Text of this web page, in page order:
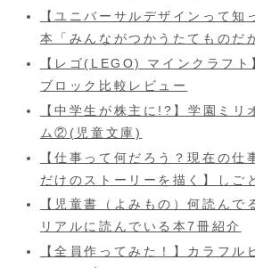
【ユニバーサルデザインって知
本「みんながつかうたてものだ
【レゴ(LEGO) マインクラフト
ブロック比較レビュー
【中学生が株主に!?】学園ミリ
ム②(児童文庫)
【仕事って何だろう？現在の仕
だけのストーリーを描く】しご
【児童書（よみもの）何読んで
リアルに読んでいる本7冊紹介
【全員作ってみた！】カラフル